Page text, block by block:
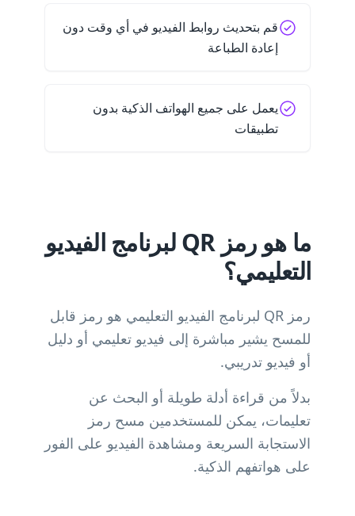
قم بتحديث روابط الفيديو في أي وقت دون
إعادة الطباعة
يعمل على جميع الهواتف الذكية بدون
تطبيقات
ما هو رمز QR لبرنامج الفيديو
التعليمي؟
رمز QR لبرنامج الفيديو التعليمي هو رمز قابل
للمسح يشير مباشرة إلى فيديو تعليمي أو دليل
أو فيديو تدريبي.
بدلاً من قراءة أدلة طويلة أو البحث عن
تعليمات، يمكن للمستخدمين مسح رمز
الاستجابة السريعة ومشاهدة الفيديو على الفور
على هواتفهم الذكية.